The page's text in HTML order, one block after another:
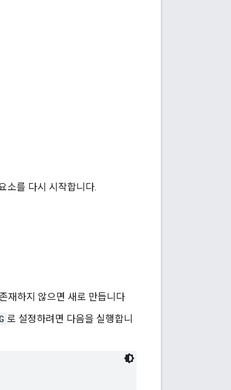
소를 다시 시작합니다.
재하지 않으면 새로 만듭니다
로 설정하려면 다음을 실행합니